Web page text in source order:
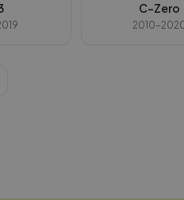
C-Zero
2010-